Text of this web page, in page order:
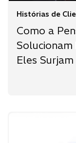
Histórias de
Como a
Eles Surjam